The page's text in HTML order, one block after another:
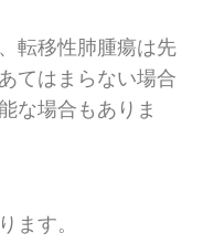
転移性肺腫瘍は先
てはまらない場合
な場合もありま
す。